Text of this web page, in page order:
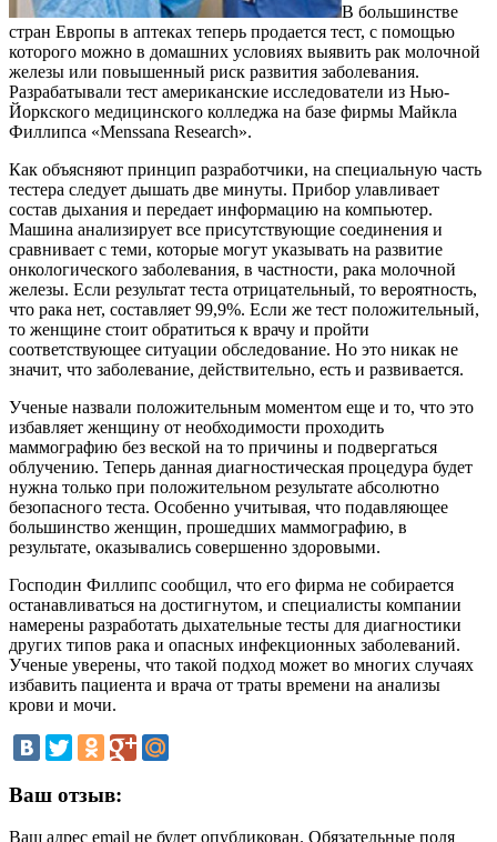
В большинстве
стран Европы в аптеках теперь продается тест, с помощью
которого можно в домашних условиях выявить рак молочной
железы или повышенный риск развития заболевания.
Разрабатывали тест американские исследователи из Нью-
Йоркского медицинского колледжа на базе фирмы Майкла
Филлипса «Menssana Research».
Как объясняют принцип разработчики, на специальную часть
тестера следует дышать две минуты. Прибор улавливает
состав дыхания и передает информацию на компьютер.
Машина анализирует все присутствующие соединения и
сравнивает с теми, которые могут указывать на развитие
онкологического заболевания, в частности, рака молочной
железы. Если результат теста отрицательный, то вероятность,
что рака нет, составляет 99,9%. Если же тест положительный,
то женщине стоит обратиться к врачу и пройти
соответствующее ситуации обследование. Но это никак не
значит, что заболевание, действительно, есть и развивается.
Ученые назвали положительным моментом еще и то, что это
избавляет женщину от необходимости проходить
маммографию без веской на то причины и подвергаться
облучению. Теперь данная диагностическая процедура будет
нужна только при положительном результате абсолютно
безопасного теста. Особенно учитывая, что подавляющее
большинство женщин, прошедших маммографию, в
результате, оказывались совершенно здоровыми.
Господин Филлипс сообщил, что его фирма не собирается
останавливаться на достигнутом, и специалисты компании
намерены разработать дыхательные тесты для диагностики
других типов рака и опасных инфекционных заболеваний.
Ученые уверены, что такой подход может во многих случаях
избавить пациента и врача от траты времени на анализы
крови и мочи.
Ваш отзыв:
Ваш адрес email не будет опубликован. Обязательные поля